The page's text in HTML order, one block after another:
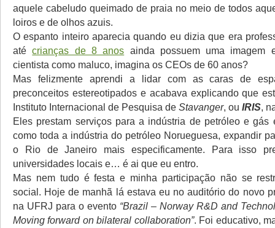
aquele cabeludo queimado de praia no meio de todos
loiros e de olhos azuis.
O espanto inteiro aparecia quando eu dizia que era
atécrianças de 8 anos ainda possuem uma imagem
cientista como maluco, imagina os CEOs de 60 anos?
Mas felizmente aprendi a lidar com as caras de
preconceitos estereotipados e acabava explicando que
Instituto Internacional de Pesquisa de Stavanger, ou IRIS,
Eles prestam serviços para a indústria de petróleo e gás
como toda a indústria do petróleo Norueguesa, expandir
o Rio de Janeiro mais especificamente. Para isso
universidades locais e… é ai que eu entro.
Mas nem tudo é festa e minha participação não se
social. Hoje de manhã lá estava eu no auditório do novo
na UFRJ para o evento “Brazil – Norway R&D and
Moving forward on bilateral collaboration”. Foi educativo,